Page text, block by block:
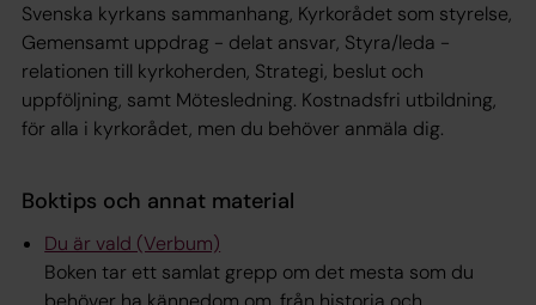
Svenska kyrkans sammanhang, Kyrkorådet som styrelse,
Gemensamt uppdrag - delat ansvar, Styra/leda −
relationen till kyrkoherden, Strategi, beslut och
uppföljning, samt Mötesledning. Kostnadsfri utbildning,
för alla i kyrkorådet, men du behöver anmäla dig.
Boktips och annat material
Du är vald (Verbum)
Boken tar ett samlat grepp om det mesta som du